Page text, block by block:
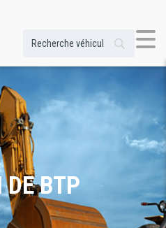
DE BTP